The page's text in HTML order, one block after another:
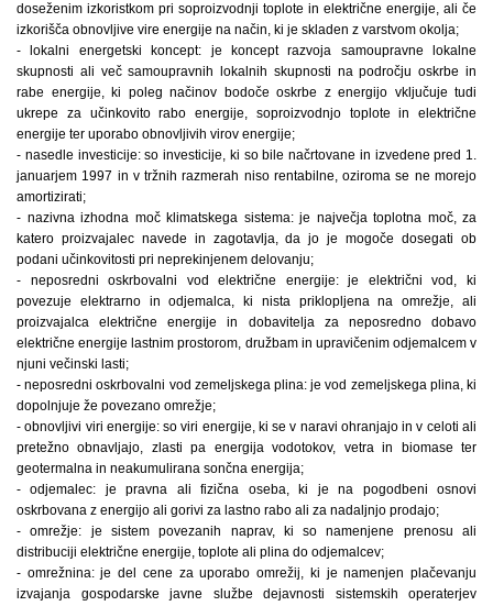
doseženim izkoristkom pri soproizvodnji toplote in električne energije, ali če
izkorišča obnovljive vire energije na način, ki je skladen z varstvom okolja;
- lokalni energetski koncept: je koncept razvoja samoupravne lokalne
skupnosti ali več samoupravnih lokalnih skupnosti na področju oskrbe in
rabe energije, ki poleg načinov bodoče oskrbe z energijo vključuje tudi
ukrepe za učinkovito rabo energije, soproizvodnjo toplote in električne
energije ter uporabo obnovljivih virov energije;
- nasedle investicije: so investicije, ki so bile načrtovane in izvedene pred 1.
januarjem 1997 in v tržnih razmerah niso rentabilne, oziroma se ne morejo
amortizirati;
- nazivna izhodna moč klimatskega sistema: je največja toplotna moč, za
katero proizvajalec navede in zagotavlja, da jo je mogoče dosegati ob
podani učinkovitosti pri neprekinjenem delovanju;
- neposredni oskrbovalni vod električne energije: je električni vod, ki
povezuje elektrarno in odjemalca, ki nista priklopljena na omrežje, ali
proizvajalca električne energije in dobavitelja za neposredno dobavo
električne energije lastnim prostorom, družbam in upravičenim odjemalcem v
njuni večinski lasti;
- neposredni oskrbovalni vod zemeljskega plina: je vod zemeljskega plina, ki
dopolnjuje že povezano omrežje;
- obnovljivi viri energije: so viri energije, ki se v naravi ohranjajo in v celoti ali
pretežno obnavljajo, zlasti pa energija vodotokov, vetra in biomase ter
geotermalna in neakumulirana sončna energija;
- odjemalec: je pravna ali fizična oseba, ki je na pogodbeni osnovi
oskrbovana z energijo ali gorivi za lastno rabo ali za nadaljnjo prodajo;
- omrežje: je sistem povezanih naprav, ki so namenjene prenosu ali
distribuciji električne energije, toplote ali plina do odjemalcev;
- omrežnina: je del cene za uporabo omrežij, ki je namenjen plačevanju
izvajanja gospodarske javne službe dejavnosti sistemskih operaterjev